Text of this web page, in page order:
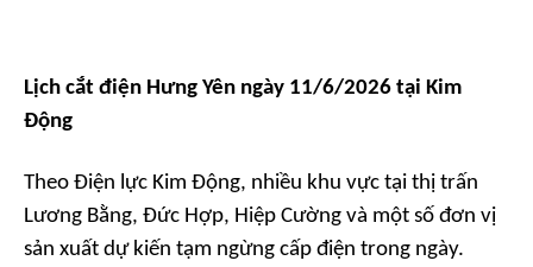
Lịch cắt điện Hưng Yên ngày 11/6/2026 tại Kim
Động
Theo Điện lực Kim Động, nhiều khu vực tại thị trấn
Lương Bằng, Đức Hợp, Hiệp Cường và một số đơn vị
sản xuất dự kiến tạm ngừng cấp điện trong ngày.